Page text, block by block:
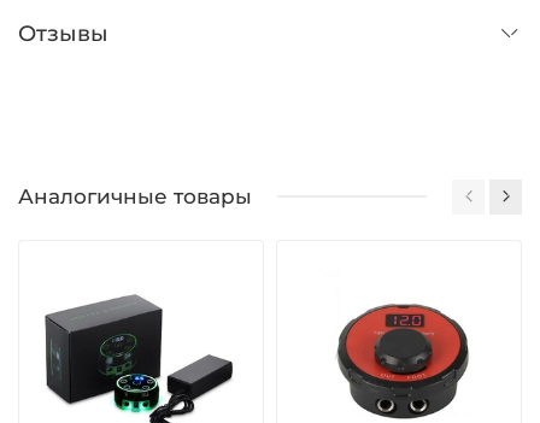
Отзывы
Аналогичные товары